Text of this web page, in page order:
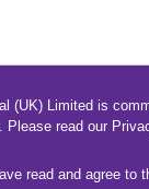
(UK) Limited is
Please read our
read and agree to